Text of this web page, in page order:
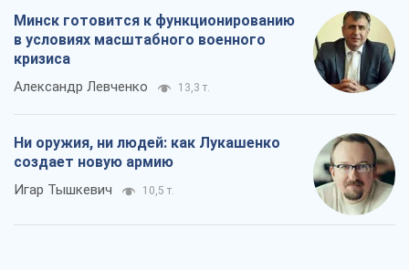
Минск готовится к функционированию
в условиях масштабного военного
кризиса
Александр Левченко 13,3 т.
Ни оружия, ни людей: как Лукашенко
создает новую армию
Игар Тышкевич 10,5 т.